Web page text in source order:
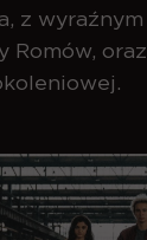
z
Romów,